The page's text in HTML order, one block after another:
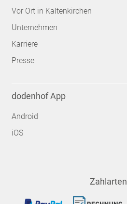
Vor Ort in Kaltenkirchen
Unternehmen
Karriere
Presse
dodenhof App
Android
iOS
Zahlarten